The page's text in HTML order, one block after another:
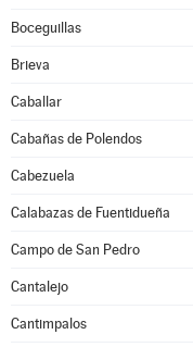
Boceguillas
Brieva
Caballar
Cabañas de Polendos
Cabezuela
Calabazas de Fuentidueña
Campo de San Pedro
Cantalejo
Cantimpalos